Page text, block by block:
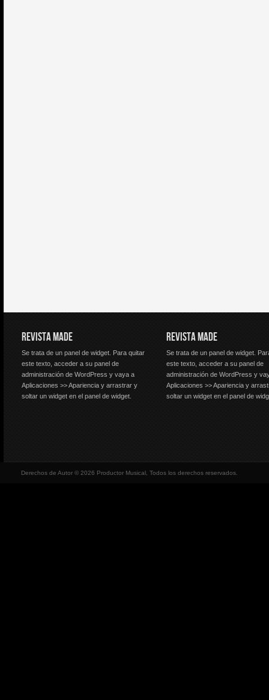
REVISTA MADE
Se trata de un panel de widget. Para quitar
este texto, acceder a su panel de
administración de WordPress y vaya a
Aplicaciones >> Apariencia y arrastrar y
soltar un widget en el panel de widget.
REVISTA MADE
Se trata de un panel de widget.
este texto, acceder a su panel de
administración de WordPress y
Aplicaciones >> Apariencia y
soltar un widget en el panel de
Derechos de Autor © 2026 Productor Musical, Todos los derechos reservados.